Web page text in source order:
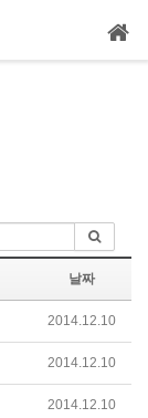
날짜
2014.12.10
2014.12.10
2014.12.10